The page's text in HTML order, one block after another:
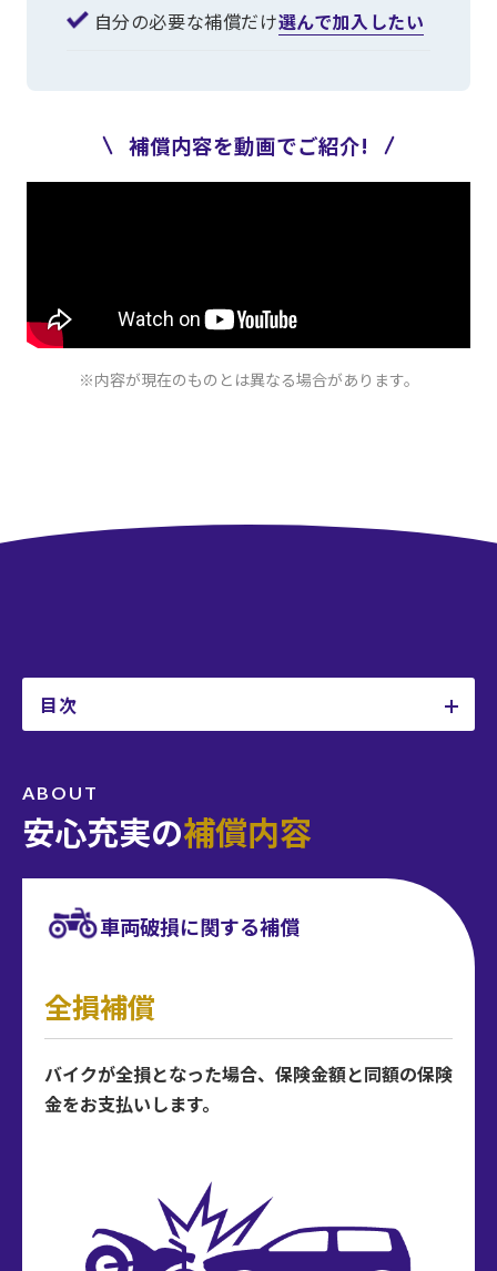
自分の必要な補償だけ選んで加入したい
補償内容を動画でご紹介!
※内容が現在のものとは異なる場合があります。
目次
事故対応事例
選ばれる
5つのポイント
保険料例
よくあるご質問
ABOUT
安心充実の補償内容
車両破損に関する補償
全損補償
バイクが全損となった場合、保険金額と同額の保険
金をお支払いします。